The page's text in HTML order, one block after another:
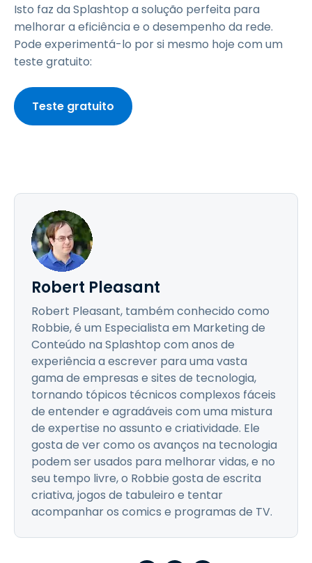
Isto faz da Splashtop a solução perfeita para
melhorar a eficiência e o desempenho da rede.
Pode experimentá-lo por si mesmo hoje com um
teste gratuito:
Teste gratuito
Robert Pleasant
Robert Pleasant, também conhecido como
Robbie, é um Especialista em Marketing de
Conteúdo na Splashtop com anos de
experiência a escrever para uma vasta
gama de empresas e sites de tecnologia,
tornando tópicos técnicos complexos fáceis
de entender e agradáveis com uma mistura
de expertise no assunto e criatividade. Ele
gosta de ver como os avanços na tecnologia
podem ser usados para melhorar vidas, e no
seu tempo livre, o Robbie gosta de escrita
criativa, jogos de tabuleiro e tentar
acompanhar os comics e programas de TV.